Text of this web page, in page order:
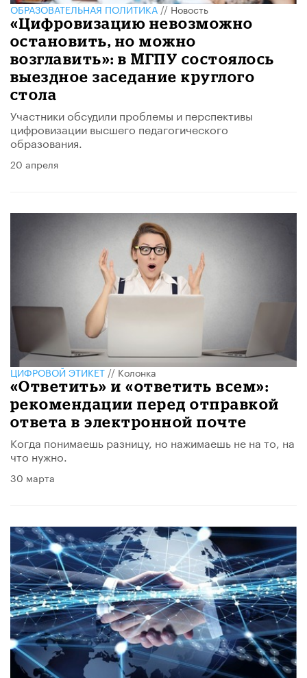
ОБРАЗОВАТЕЛЬНАЯ ПОЛИТИКА//Новость
«Цифровизацию невозможно
остановить, но можно
возглавить»: в МГПУ состоялось
выездное заседание круглого
стола
Участники обсудили проблемы и перспективы
цифровизации высшего педагогического
образования.
20 апреля
ЦИФРОВОЙ ЭТИКЕТ//Колонка
«Ответить» и «ответить всем»:
рекомендации перед отправкой
ответа в электронной почте
Когда понимаешь разницу, но нажимаешь не на то, на
что нужно.
30 марта